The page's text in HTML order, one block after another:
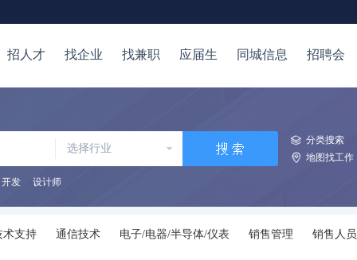
招人才 找企业 找兼职 应届生 同城信息 招聘会
选择行业
分类搜索
地图找工作
开发 设计师
术支持 通信技术 电子/电器/半导体/仪表 销售管理
销售人员